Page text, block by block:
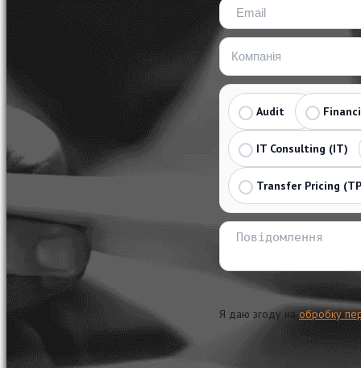
Audit
IT Consulting (IT)
Transfer Pricing
Я даю згоду наобробку